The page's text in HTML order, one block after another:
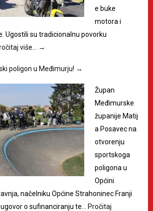
e buke
motora i
Ugostili su tradicionalnu povorku
više… →
poligon u Međimurju! →
Župan
Međimurske
županije Matij
a Posavec na
otvorenju
sportskoga
poligona u
Općini
načelniku Općine Strahoninec Franji
o sufinanciranju te…
Pročitaj